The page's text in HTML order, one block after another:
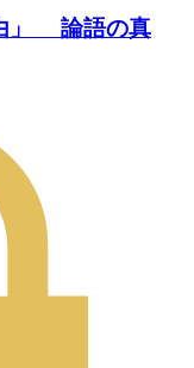
」 論語の真